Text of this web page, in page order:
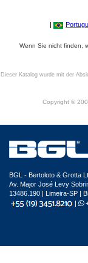
|
Wenn Sie nicht finden,
Dieser Katalog wurde mit der
Copyright ©
BGL - Bertoloto & Grotta
Av. Major José Levy
13486.190 | Limeira-SP |
|